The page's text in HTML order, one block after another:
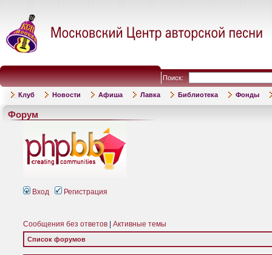
Поиск:
Клуб Новости Афиша Лавка Библиотека Фонды
Форум
Вход Регистрация
Сообщения без ответов Активные темы
Список форумов